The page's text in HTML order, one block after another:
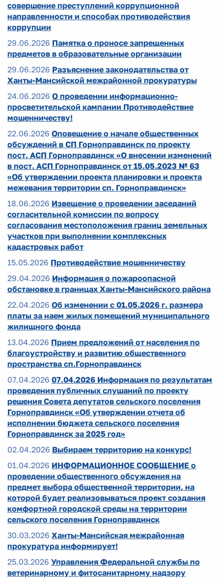
совершение преступлений коррупционной
направленности и способах противодействия
коррупции
29.06.2026 Памятка о проносе запрещенных
предметов в образовательные организации
29.06.2026 Разъяснение законодательства от
Ханты-Мансийской межрайонной прокуратуры
24.06.2026 О проведении информационно-
просветительской кампании Противодействие
мошенничеству!
22.06.2026 Оповещение о начале общественных
обсуждений в СП Горноправдинск по проекту
пост. АСП Горноправдинск «О внесении изменений
в пост. АСП Горноправдинск от 15.05.2023 № 63
«Об утверждении проекта планировки и проекта
межевания территории сп. Горноправдинск»
18.06.2026 Извещение о проведении заседаний
согласительной комиссии по вопросу
согласования местоположения границ земельных
участков при выполнении комплексных
кадастровых работ
15.05.2026 Противодействие мошенничеству
29.04.2026 Информация о пожароопасной
обстановке в границах Ханты-Мансийского района
22.04.2026 Об изменении с 01.05.2026 г. размера
платы за наем жилых помещений муниципального
жилищного фонда
13.04.2026 Прием предложений от населения по
благоустройству и развитию общественного
пространства сп.Горноправдинск
07.04.2026 07.04.2026 Информация по результатам
проведения публичных слушаний по проекту
решения Совета депутатов сельского поселения
Горноправдинск «Об утверждении отчета об
исполнении бюджета сельского поселения
Горноправдинск за 2025 год»
02.04.2026 Выбираем территорию на конкурс!
01.04.2026 ИНФОРМАЦИОННОЕ СООБЩЕНИЕ о
проведении общественного обсуждения на
предмет выбора общественной территории, на
которой будет реализовываться проект создания
комфортной городской среды на территории
сельского поселения Горноправдинск
30.03.2026 Ханты-Мансийская межрайонная
прокуратура информирует!
25.03.2026 Управления Федеральной службы по
ветеринарному и фитосанитарному надзору